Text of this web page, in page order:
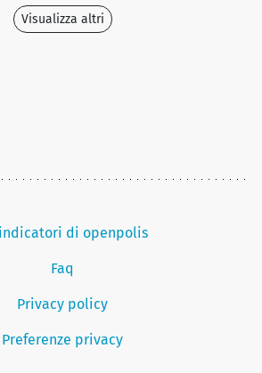
Visualizza altri
di openpolis
Faq
Privacy policy
Preferenze privacy